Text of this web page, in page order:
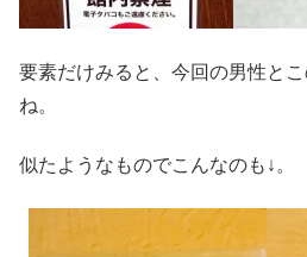
要素だけみると、今回の男性と
ね。
似たようなものでこんなのも↓。